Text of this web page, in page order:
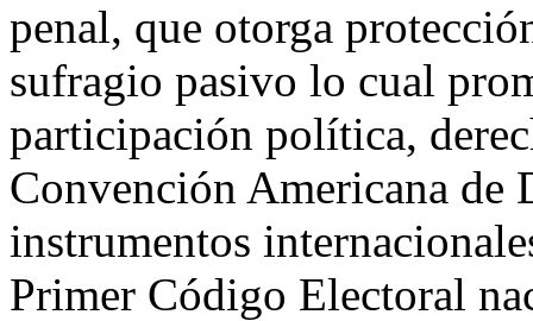
penal, que otorga
sufragio pasivo lo cual
participación política,
Convención Americana de
instrumentos
Primer Código Electoral